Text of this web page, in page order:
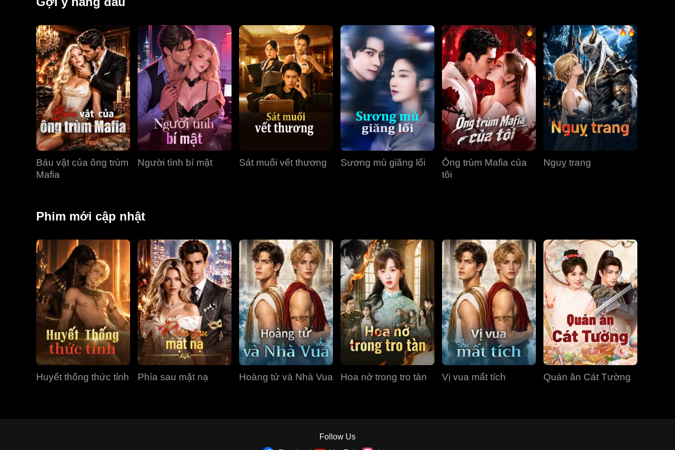
Tập 34 Tập 35 Tập 36
Tập 37 Tập 38 Tập 39
Tập 40
Báu vật của ông trùm
Mafia
Người tình bí mật Sát muối vết thương Sương mù giăng lối
Ông trùm Mafia của
tôi
Nguỵ trang
Phim mới cập nhật
Huyết thống thức tỉnh Phía sau mặt nạ Hoàng tử và Nhà Vua Hoa nở trong tro tàn Vị vua mất tích Quán ăn Cát Tường
Follow Us